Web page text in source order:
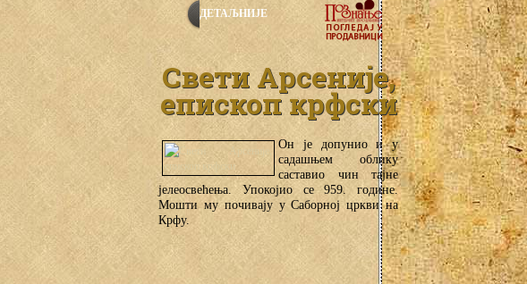
ДЕТАЉНИЈЕ
Свети Арсеније,
епископ крфски
Он је допунио и у
садашњем облику
саставио чин тајне
јелеосвећења. Упокојио се 959. године.
Мошти му почивају у Саборној цркви на
Крфу.